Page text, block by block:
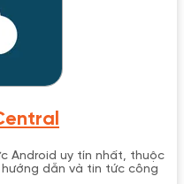
Android uy tín nhất, thuộc
dẫn và tin tức công